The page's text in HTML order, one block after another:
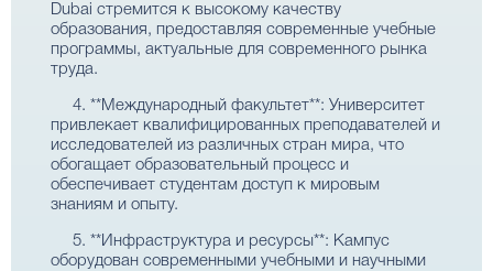
Dubai стремится к высокому качеству
образования, предоставляя современные учебные
программы, актуальные для современного рынка
труда.
4. **Международный факультет**: Университет
привлекает квалифицированных преподавателей и
исследователей из различных стран мира, что
обогащает образовательный процесс и
обеспечивает студентам доступ к мировым
знаниям и опыту.
5. **Инфраструктура и ресурсы**: Кампус
оборудован современными учебными и научными